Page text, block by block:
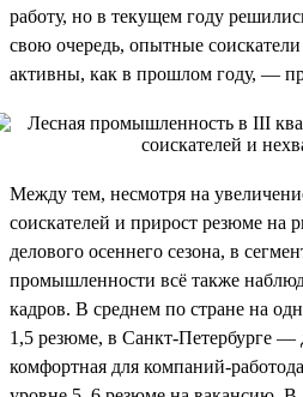
работу, но в текущем году
свою очередь, опытные
активны, как в прошлом году, —
Между тем, несмотря на
соискателей и прирост резюме на
делового осеннего сезона, в
промышленности всё также
кадров. В среднем по стране на
1,5 резюме, в Санкт-Петербурге —
комфортная для компаний-